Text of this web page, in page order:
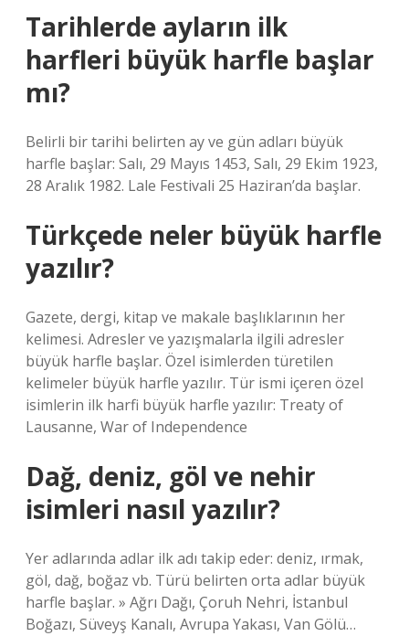
Tarihlerde ayların ilk
harfleri büyük harfle başlar
mı?
Belirli bir tarihi belirten ay ve gün adları büyük
harfle başlar: Salı, 29 Mayıs 1453, Salı, 29 Ekim 1923,
28 Aralık 1982. Lale Festivali 25 Haziran’da başlar.
Türkçede neler büyük harfle
yazılır?
Gazete, dergi, kitap ve makale başlıklarının her
kelimesi. Adresler ve yazışmalarla ilgili adresler
büyük harfle başlar. Özel isimlerden türetilen
kelimeler büyük harfle yazılır. Tür ismi içeren özel
isimlerin ilk harfi büyük harfle yazılır: Treaty of
Lausanne, War of Independence
Dağ, deniz, göl ve nehir
isimleri nasıl yazılır?
Yer adlarında adlar ilk adı takip eder: deniz, ırmak,
göl, dağ, boğaz vb. Türü belirten orta adlar büyük
harfle başlar. » Ağrı Dağı, Çoruh Nehri, İstanbul
Boğazı, Süveyş Kanalı, Avrupa Yakası, Van Gölü…